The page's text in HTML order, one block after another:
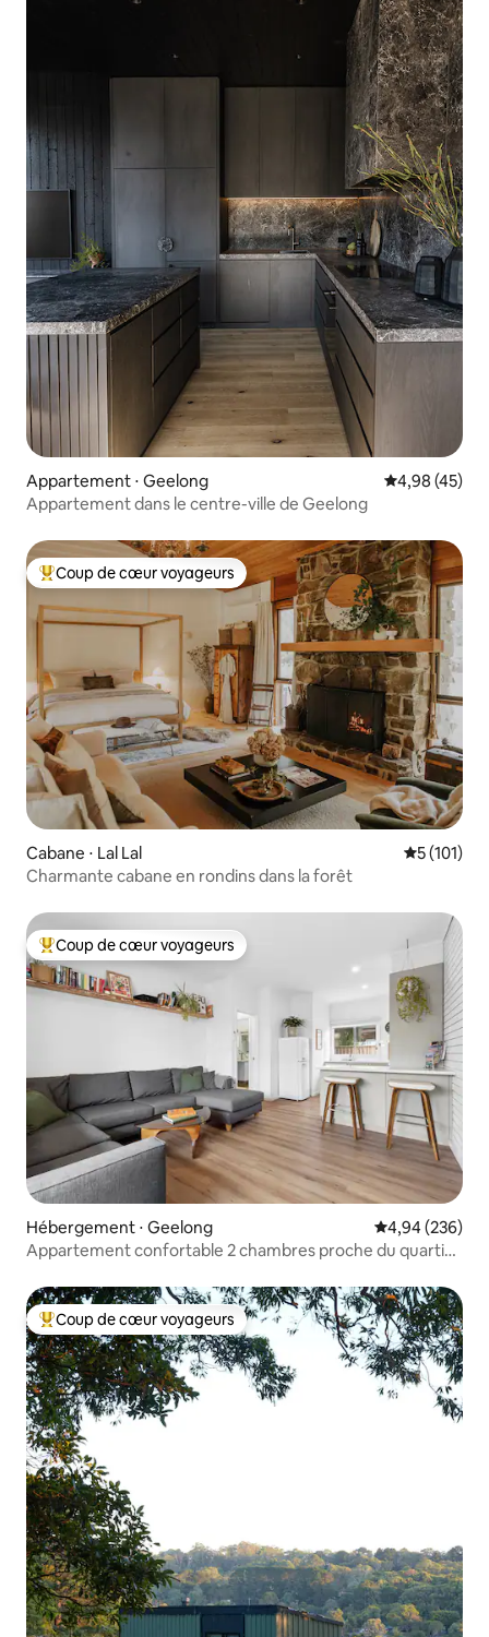
Appartement ⋅ Geelong Évaluation
4,98 (45)
Appartement dans le centre-ville de Geelong
Coups de cœur voyageurs les plus appréciés
Coup de cœur voyageurs
Cabane ⋅ Lal Lal Évaluation
5 (101)
Charmante cabane en rondins dans la forêt
Coups de cœur voyageurs les plus appréciés
Coup de cœur voyageurs
Hébergement ⋅ Geelong Évaluation
4,94 (236)
Appartement confortable 2 chambres proche du quartier
Coups de cœur voyageurs les plus appréciés
Coup de cœur voyageurs